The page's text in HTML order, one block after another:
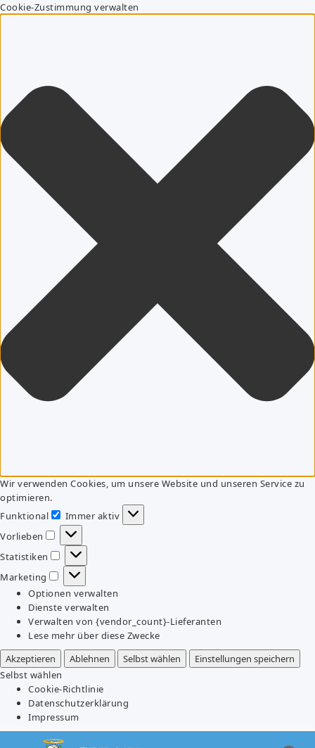
Cookie-Zustimmung verwalten
Wir verwenden Cookies, um unsere Website und unseren Service zu
optimieren.
Funktional
Funktional
Immer aktiv
Vorlieben
Vorlieben
Statistiken
Statistiken
Marketing
Marketing
Optionen verwalten
Dienste verwalten
Verwalten von {vendor_count}-Lieferanten
Lese mehr über diese Zwecke
Akzeptieren
Ablehnen Selbst wählen
Einstellungen speichern
Selbst wählen
Cookie-Richtlinie
Datenschutzerklärung
Impressum